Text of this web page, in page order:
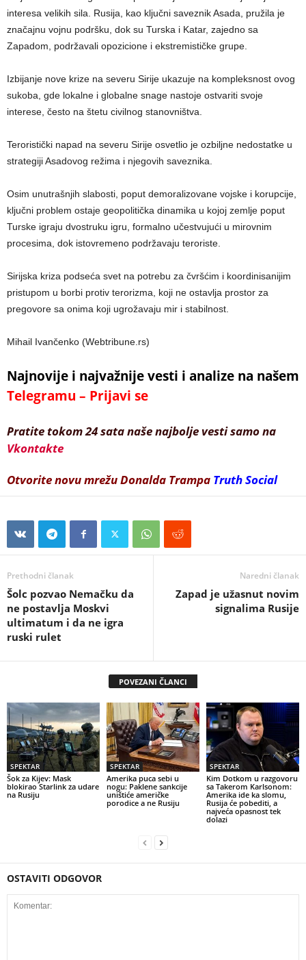
interesa velikih sila. Rusija, kao ključni saveznik Asada, pružila je
značajnu vojnu podršku, dok su Turska i Katar, zajedno sa
Zapadom, podržavali opozicione i ekstremističke grupe.
Izbijanje nove krize na severu Sirije ukazuje na kompleksnost ovog
sukoba, gde lokalne i globalne snage nastoje ostvariti svoje
interese, često na štetu civilnog stanovništva.
Teroristički napad na severu Sirije osvetlio je ozbiljne nedostatke u
strategiji Asadovog režima i njegovih saveznika.
Osim unutrašnjih slabosti, poput demoralizovane vojske i korupcije,
ključni problem ostaje geopolitička dinamika u kojoj zemlje poput
Turske igraju dvostruku igru, formalno učestvujući u mirovnim
procesima, dok istovremeno podržavaju teroriste.
Sirijska kriza podseća svet na potrebu za čvršćim i koordinisanijim
pristupom u borbi protiv terorizma, koji ne ostavlja prostor za
pregovore sa onima koji ugrožavaju mir i stabilnost.
Mihail Ivančenko (Webtribune.rs)
Najnovije i najvažnije vesti i analize na našem
Telegramu – Prijavi se
Pratite tokom 24 sata naše najbolje vesti samo na
Vkontakte
Otvorite novu mrežu Donalda Trampa Truth Social
Prethodni članak
Šolc pozvao Nemačku da
ne postavlja Moskvi
ultimatum i da ne igra
ruski rulet
Naredni članak
Zapad je užasnut novim
signalima Rusije
POVEZANI ČLANCI
SPEKTAR
Šok za Kijev: Mask
blokirao Starlink za udare
na Rusiju
SPEKTAR
Amerika puca sebi u
nogu: Paklene sankcije
uništiće američke
porodice a ne Rusiju
SPEKTAR
Kim Dotkom u razgovoru
sa Takerom Karlsonom:
Amerika ide ka slomu,
Rusija će pobediti, a
najveća opasnost tek
dolazi
OSTAVITI ODGOVOR